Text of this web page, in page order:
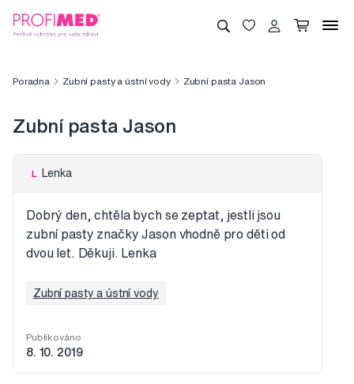
Poradna Zubní pasty a ústní vody Zubní pasta Jason
Zubní pasta Jason
L Lenka
Dobrý den, chtěla bych se zeptat, jestli jsou
zubní pasty značky Jason vhodně pro děti od
dvou let. Děkuji. Lenka
Zubní pasty a ústní vody
Publikováno
8. 10. 2019